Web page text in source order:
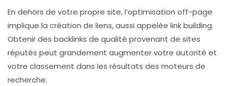
En dehors de votre propre site, l’optimisation off-page
implique la création de liens, aussi appelée link building.
Obtenir des backlinks de qualité provenant de sites
réputés peut grandement augmenter votre autorité et
votre classement dans les résultats des moteurs de
recherche.